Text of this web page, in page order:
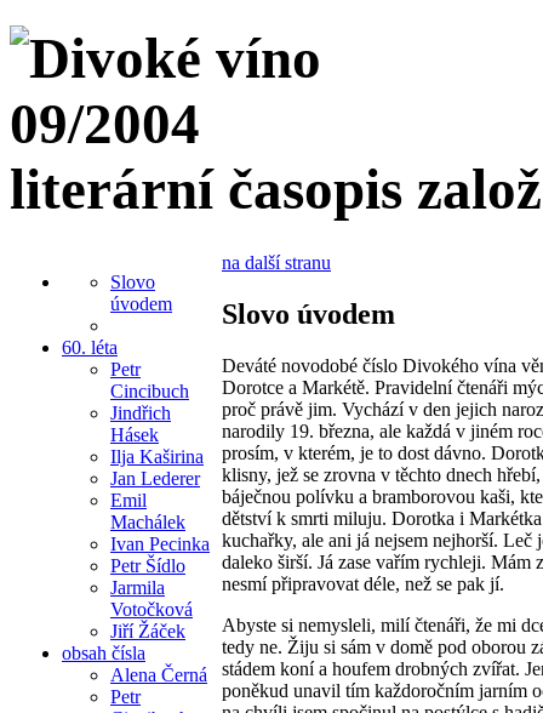
literární časopis
Slovo
úvodem
60. léta
Petr
Cincibuch
Jindřich
Hásek
Ilja Kaširina
Jan Lederer
Emil
Machálek
Ivan Pecinka
Petr Šídlo
Jarmila
Votočková
Jiří Žáček
obsah čísla
Alena Černá
Petr
na další stranu
Slovo úvodem
Deváté novodobé číslo Divokého vína
Dorotce a Markétě. Pravidelní čtenáři
proč právě jim. Vychází v den jejich
narodily 19. března, ale každá v jiném
prosím, v kterém, je to dost dávno.
klisny, jež se zrovna v těchto dnech
báječnou polívku a bramborovou kaši,
dětství k smrti miluju. Dorotka i
kuchařky, ale ani já nejsem nejhorší. Leč
daleko širší. Já zase vařím rychleji. Mám
nesmí připravovat déle, než se pak jí.
Abyste si nemysleli, milí čtenáři, že mi
tedy ne. Žiju si sám v domě pod oborou
stádem koní a houfem drobných zvířat.
poněkud unavil tím každoročním jarním